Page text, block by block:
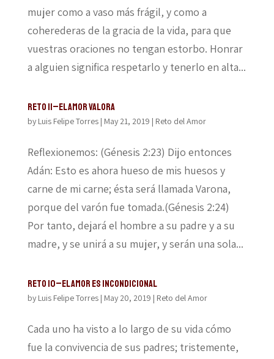
mujer como a vaso más frágil, y como a
coherederas de la gracia de la vida, para que
vuestras oraciones no tengan estorbo. Honrar
a alguien significa respetarlo y tenerlo en alta...
Reto 11–El amor valora
by Luis Felipe Torres| May 21, 2019 | Reto del Amor
Reflexionemos: (Génesis 2:23) Dijo entonces
Adán: Esto es ahora hueso de mis huesos y
carne de mi carne; ésta será llamada Varona,
porque del varón fue tomada.(Génesis 2:24)
Por tanto, dejará el hombre a su padre y a su
madre, y se unirá a su mujer, y serán una sola...
Reto 10–El amor es incondicional
by Luis Felipe Torres| May 20, 2019 | Reto del Amor
Cada uno ha visto a lo largo de su vida cómo
fue la convivencia de sus padres; tristemente,